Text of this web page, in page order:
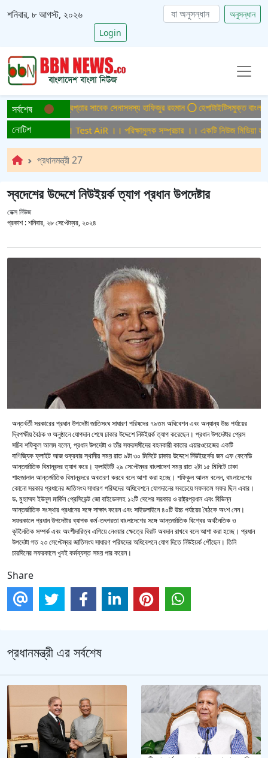
শনিবার, ৮ আগস্ট, ২০২৬
অনুসন্ধান
Login
সর্বশেষ
মামলায় ফের গ্রেপ্তার সাবেক সেনাসদস্য হাফিজুর রহমান হেপাটাইটিসমুক্ত বাংলাদেশ
নোটিশসম্প্রচার ।। Test AiR ।। পরিক্ষামুলক সম্প্রচার ।। একটি নিউজ মিডিয়া
প্রধানমন্ত্রী 27
স্বদেশের উদ্দেশে নিউইয়র্ক ত্যাগ প্রধান উপদেষ্টার
ডেক্স নিউজ
প্রকাশ :শনিবার, ২৮ সেপ্টেম্বর, ২০২৪
অন্তর্বর্তী সরকারের প্রধান উপদেষ্টা জাতিসংঘ সাধারণ পরিষদের ৭৯তম অধিবেশন এবং অন্যান্য উচ্চ পর্যায়ের
দ্বিপক্ষীয় বৈঠক ও অনুষ্ঠানে যোগদান শেষে ঢাকার উদ্দেশে নিউইয়র্ক ত্যাগ করেছেন। প্রধান উপদেষ্টার প্রেস
সচিব শফিকুল আলম বলেন, প্রধান উপদেষ্টা ও তাঁর সফরসঙ্গীদের বহনকারী কাতার এয়ারওয়েজের একটি
বাণিজ্যিক ফ্লাইট আজ শুক্রবার স্থানীয় সময় রাত ৯টা ৩০ মিনিটে ঢাকার উদ্দেশে নিউইয়র্কের জন এফ কেনেডি
আন্তর্জাতিক বিমানবন্দর ত্যাগ করে। ফ্লাইটটি ২৯ সেপ্টেম্বর বাংলাদেশ সময় রাত ২টা ১৫ মিনিটে ঢাকা
শাহজালাল আন্তর্জাতিক বিমানবন্দরে অবতরণ করবে বলে আশা করা হচ্ছে। শফিকুল আলম বলেন, বাংলাদেশের
কোনো সরকার প্রধানের জাতিসংঘ সাধারণ পরিষদের অধিবেশনে যোগদানের সবচেয়ে সফলতম সফর ছিল এবার।
ড. মুহাম্মদ ইউনূস মার্কিন প্রেসিডেন্ট জো বাইডেনসহ ১২টি দেশের সরকার ও রাষ্ট্রপ্রধান এবং বিভিন্ন
আন্তর্জাতিক সংস্থার প্রধানের সঙ্গে সাক্ষাৎ করেন এবং সাইডলাইনে ৪০টি উচ্চ পর্যায়ের বৈঠকে অংশ নেন।
সফরকালে প্রধান উপদেষ্টার ব্যাপক কর্ম-তৎপরতা বাংলাদেশের সঙ্গে আন্তর্জাতিক বিশ্বের অর্থনৈতিক ও
কূটনৈতিক সম্পর্ক এবং অংশীদারিত্ব এগিয়ে নেওয়ার ক্ষেত্রে বিরাট অবদান রাখবে বলে আশা করা হচ্ছে। প্রধান
উপদেষ্টা গত ২৩ সেপ্টেম্বর জাতিসংঘ সাধারণ পরিষদের অধিবেশনে যোগ দিতে নিউইয়র্ক পৌঁছেন। তিনি
চারদিনের সফরকালে খুবই কর্মব্যস্ত সময় পার করেন।
Share
প্রধানমন্ত্রী এর সর্বশেষ